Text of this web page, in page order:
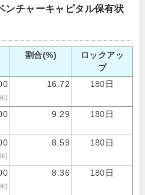
ンチャーキャピタル保有状
割合(%)
ロックアッ
プ
16.72 180日
9.29 180日
8.59 180日
8.36 180日